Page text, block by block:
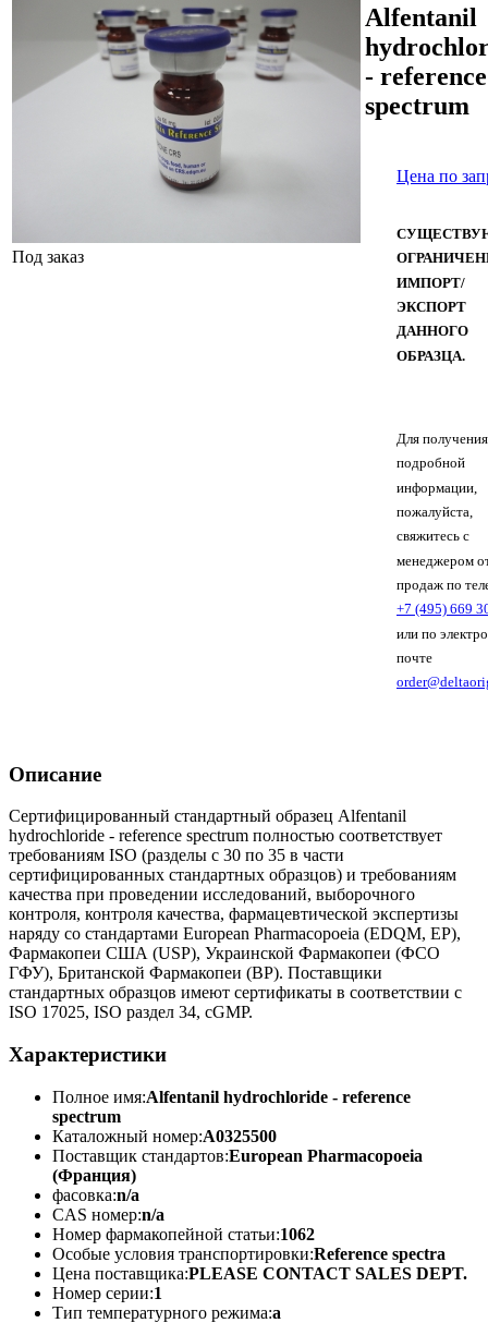
Под заказ
Alfentanil
- reference
spectrum
Цена по
ИМПОРТ/
ЭКСПОРТ
ДАННОГО
ОБРАЗЦА.
Для
подробной
информации,
пожалуйста,
свяжитесь с
менеджером
продаж по
+7 (495) 669
или по
почте
Описание
Сертифицированный стандартный образец Alfentanil
hydrochloride - reference spectrum полностью соответствует
требованиям ISO (разделы с 30 по 35 в части
сертифицированных стандартных образцов) и требованиям
качества при проведении исследований, выборочного
контроля, контроля качества, фармацевтической экспертизы
наряду со стандартами European Pharmacopoeia (EDQM, EP),
Фармакопеи США (USP), Украинской Фармакопеи (ФСО
ГФУ), Британской Фармакопеи (BP). Поставщики
стандартных образцов имеют сертификаты в соответствии с
ISO 17025, ISO раздел 34, cGMP.
Характеристики
Полное имя:Alfentanil hydrochloride - reference
spectrum
Каталожный номер:A0325500
Поставщик стандартов:European Pharmacopoeia
(Франция)
фасовка:n/a
CAS номер:n/a
Номер фармакопейной статьи:1062
Особые условия транспортировки:Reference spectra
Цена поставщика:PLEASE CONTACT SALES DEPT.
Номер серии:1
Тип температурного режима:a